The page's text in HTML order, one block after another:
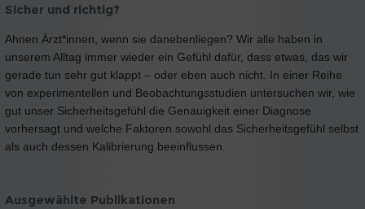
Sicher und richtig?
Ahnen Ärzt*innen, wenn sie danebenliegen? Wir alle haben in
unserem Alltag immer wieder ein Gefühl dafür, dass etwas, das wir
gerade tun sehr gut klappt – oder eben auch nicht. In einer Reihe
von experimentellen und Beobachtungsstudien untersuchen wir, wie
gut unser Sicherheitsgefühl die Genauigkeit einer Diagnose
vorhersagt und welche Faktoren sowohl das Sicherheitsgefühl selbst
als auch dessen Kalibrierung beeinflussen.
Ausgewählte Publikationen